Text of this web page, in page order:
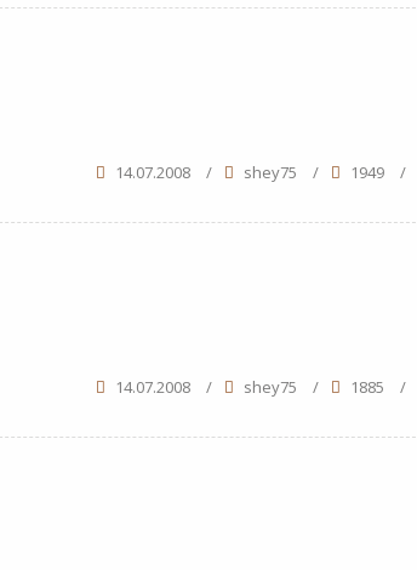
14.07.2008 / shey75 / 1949 /
14.07.2008 / shey75 / 1885 /